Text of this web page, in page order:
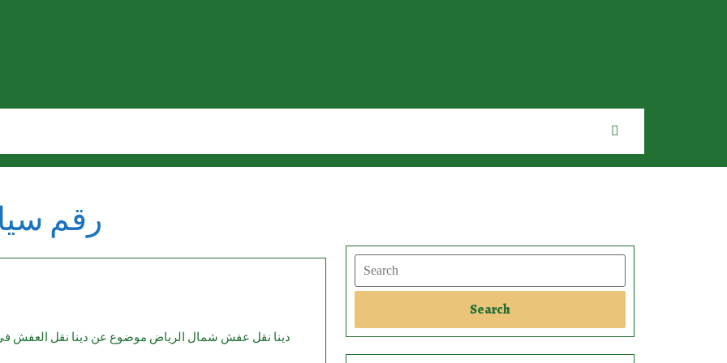
رقم
دينا نقل عفش شمال الرياض موضوع عن دينا نقل العفش في شمال الرياض يمكن أن يركز على الخدمات المقدمة،
Search
Search